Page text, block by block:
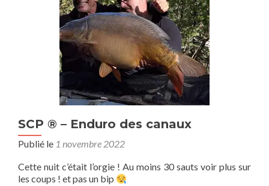
SCP ® – Enduro des canaux
Publié le 1 novembre 2022
Cette nuit c’était l’orgie ! Au moins 30 sauts voir plus sur
les coups ! et pas un bip